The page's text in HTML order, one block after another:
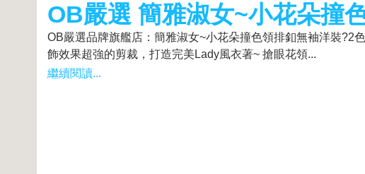
OB嚴選 簡雅淑女~小花朵撞
OB嚴選品牌旗艦店：簡雅淑女~小花朵撞色領排釦無袖洋裝?2
飾效果超強的剪裁，打造完美Lady風衣著~ 搶眼花領...
繼續閱讀...